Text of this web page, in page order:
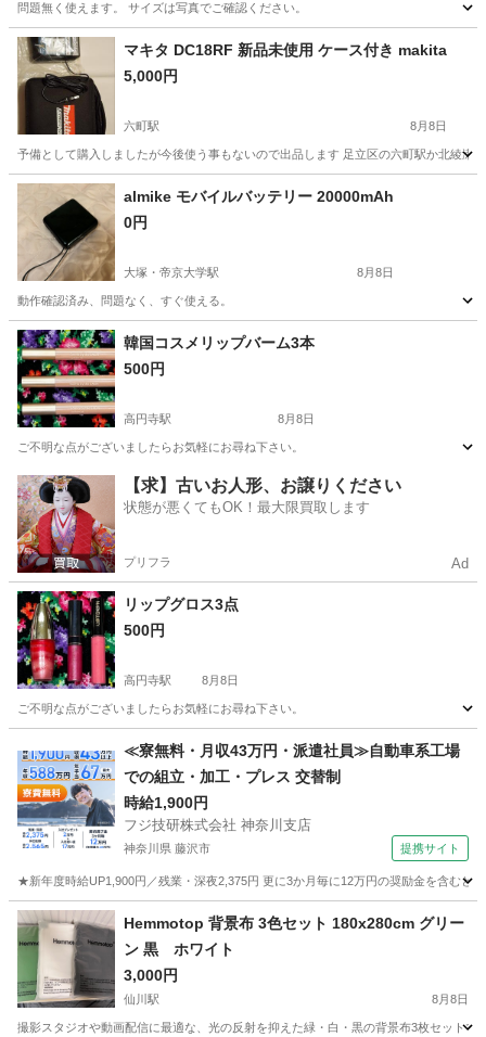
問題無く使えます。 サイズは写真でご確認ください。
東京 西東京市 花小金井駅 その他 コールド
マキタ DC18RF 新品未使用 ケース付き makita
5,000円
六町駅 8月8日
予備として購入しましたが今後使う事もないので出品します 足立区の六町駅か北綾瀬
東京 足立区 その他
almike モバイルバッテリー 20000mAh
0円
大塚・帝京大学駅 8月8日
動作確認済み、問題なく、すぐ使える。
東京 八王子市 大塚・帝京大学駅 その他
韓国コスメリップバーム3本
500円
高円寺駅 8月8日
ご不明な点がございましたらお気軽にお尋ね下さい。
東京 杉並区 高円寺駅 その他
【求】古いお人形、お譲りください
状態が悪くてもOK！最大限買取します
プリフラ Ad
リップグロス3点
500円
高円寺駅 8月8日
ご不明な点がございましたらお気軽にお尋ね下さい。
高円寺駅 その他
≪寮無料・月収43万円・派遣社員≫自動車系工場
での組立・加工・プレス 交替制
時給1,900円
フジ技研株式会社 神奈川支店
神奈川県 藤沢市 提携サイト
★新年度時給UP1,900円／残業・深夜2,375円 更に3か月毎に12万円の奨励金を含む
神奈川 藤沢市 Hemmotop 背景布 3色セット 180x280cm グリー
ン 黒 ホワイト
3,000円
仙川駅 8月8日
撮影スタジオや動画配信に最適な、光の反射を抑えた緑・白・黒の背景布3枚セット